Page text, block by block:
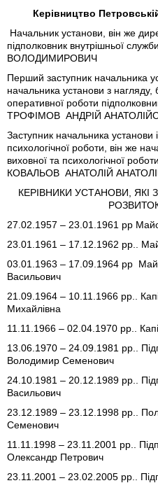
Керівництво
Начальник установи, він же
підполковник внутрішньої
ВОЛОДИМИРОВИЧ
Перший заступник начальника
начальника установи з
оперативної роботи
ТРОФІМОВ АНДРІЙ
Заступник начальника установи
психологічної роботи, він же
виховної та психологічної
КОВАЛЬОВ АНАТОЛІЙ
КЕРІВНИКИ УСТАНОВИ,
27.02.1957 – 23.01.1961 рр
23.01.1961 – 17.12.1962 рр..
03.01.1963 – 17.09.1964 рр
Васильович
21.09.1964 – 10.11.1966 рр..
Михайлівна
11.11.1966 – 02.04.1970 рр..
13.06.1970 – 24.09.1981 рр..
Володимир Семенович
24.10.1981 – 20.12.1989 рр..
Васильович
23.12.1989 – 23.12.1998 рр..
Семенович
11.11.1998 – 23.11.2001 рр..
Олександр Петрович
23.11.2001 – 23.02.2005 рр..